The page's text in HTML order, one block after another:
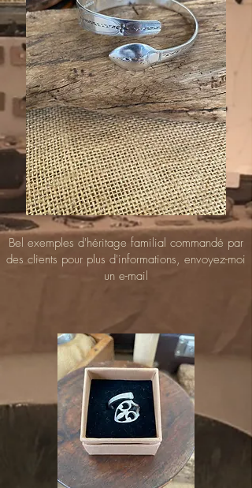
Bel exemples d'héritage familial commandé par
des clients pour plus d'informations, envoyez-moi
un e-mail